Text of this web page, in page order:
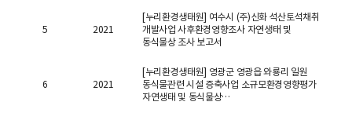
5 2021
[누리환경생태원] 여수시 (주)신화 석산토석채취
개발사업 사후환경영향조사 자연생태 및
동식물상 조사 보고서
6 2021
[누리환경생태원] 영광군 영광읍 와룡리 일원
동식물관련 시설 증축사업 소규모환경영향평가
자연생태 및 동식물상…